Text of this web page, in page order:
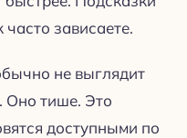
зависаете.
не выглядит
Оно тише. Это
доступными по